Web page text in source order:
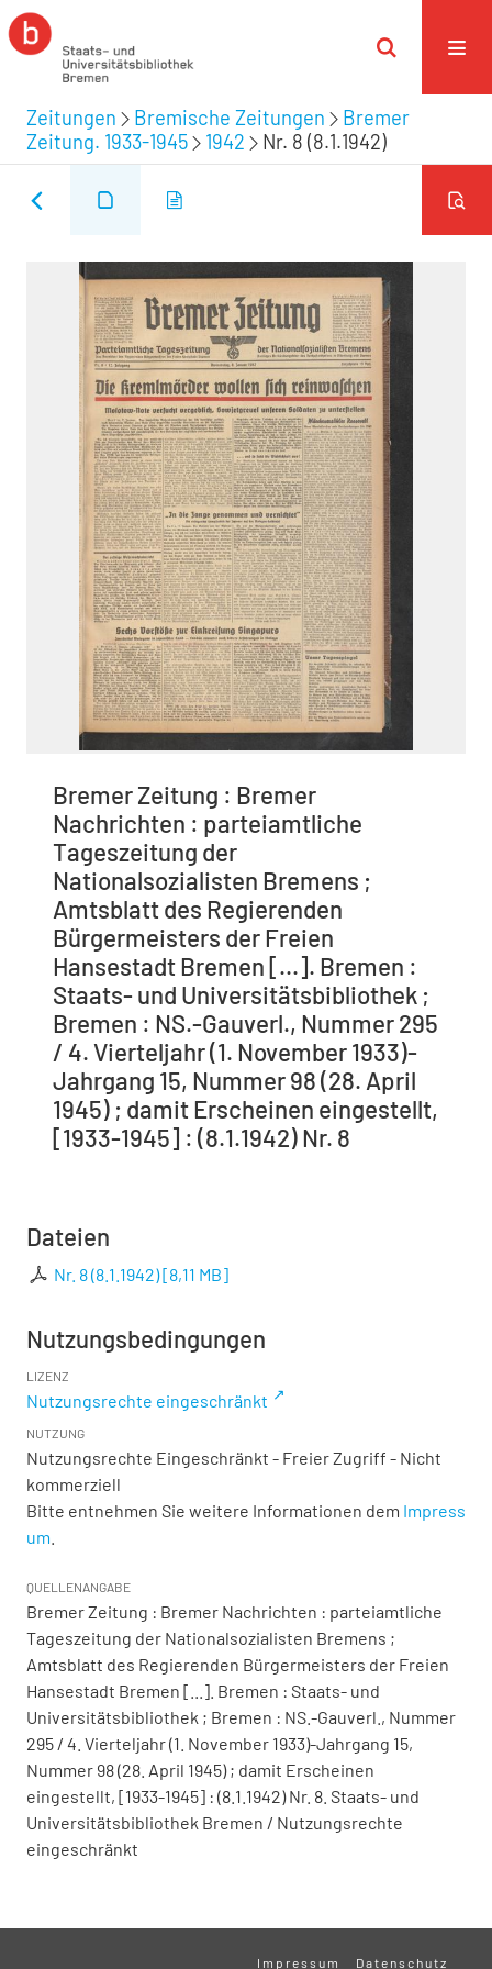
Zeitungen Bremische Zeitungen
Bremer
Zeitung. 1933-1945
1942 Nr. 8 (8.1.1942)
Bremer Zeitung : Bremer
Nachrichten : parteiamtliche
Tageszeitung der
Nationalsozialisten Bremens ;
Amtsblatt des Regierenden
Bürgermeisters der Freien
Hansestadt Bremen [...]. Bremen :
Staats- und Universitätsbibliothek ;
Bremen : NS.-Gauverl., Nummer 295
/ 4. Vierteljahr (1. November 1933)-
Jahrgang 15, Nummer 98 (28. April
1945) ; damit Erscheinen eingestellt,
[1933-1945] : (8.1.1942) Nr. 8
Dateien
Nr. 8 (8.1.1942)[8,11 MB]
Nutzungsbedingungen
LIZENZ
Nutzungsrechte eingeschränkt
NUTZUNG
Nutzungsrechte Eingeschränkt - Freier Zugriff - Nicht
kommerziell
Bitte entnehmen Sie weitere Informationen dem Impress
um
QUELLENANGABE
Bremer Zeitung : Bremer Nachrichten : parteiamtliche
Tageszeitung der Nationalsozialisten Bremens ;
Amtsblatt des Regierenden Bürgermeisters der Freien
Hansestadt Bremen [...]. Bremen : Staats- und
Universitätsbibliothek ; Bremen : NS.-Gauverl., Nummer
295 / 4. Vierteljahr (1. November 1933)-Jahrgang 15,
Nummer 98 (28. April 1945) ; damit Erscheinen
eingestellt, [1933-1945] : (8.1.1942) Nr. 8. Staats- und
Universitätsbibliothek Bremen / Nutzungsrechte
eingeschränkt
Impressum Datenschutz